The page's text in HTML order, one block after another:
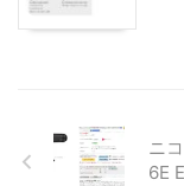
ニ
6E